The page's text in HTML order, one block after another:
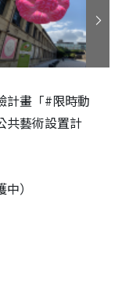
計畫「#限時動
共藝術設置計
）